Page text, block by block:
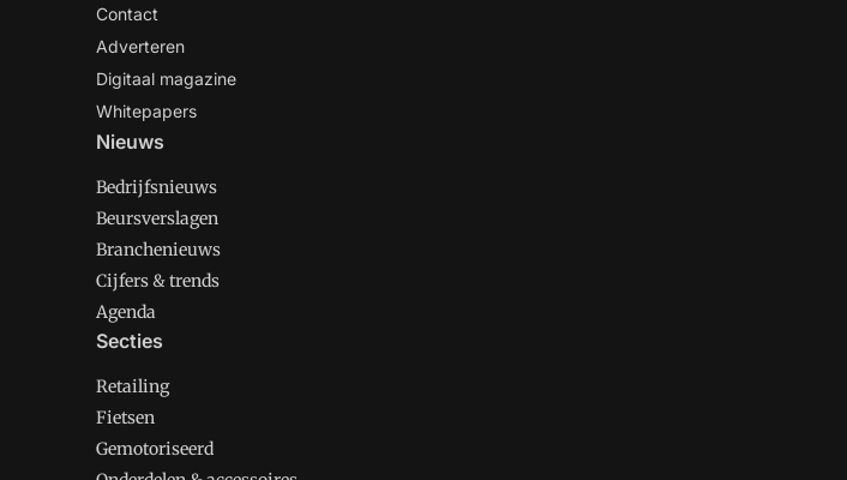
Contact
Adverteren
Digitaal magazine
Whitepapers
Nieuws
Bedrijfsnieuws
Beursverslagen
Branchenieuws
Cijfers & trends
Agenda
Secties
Retailing
Fietsen
Gemotoriseerd